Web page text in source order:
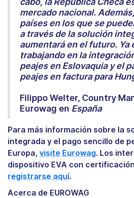
mercado nacional.
países en los que se
a través de la solución
aumentará en el futuro. Ya
trabajando en la
peajes en Eslovaquia y el
peajes en factura para
Filippo Welter, Country
Eurowag en España
Para más información sobre la
integrada y el pago sencillo de
Europa, visite Eurowag. Los
dispositivo EVA con certificación
registrarse aquí.
Acerca de EUROWAG